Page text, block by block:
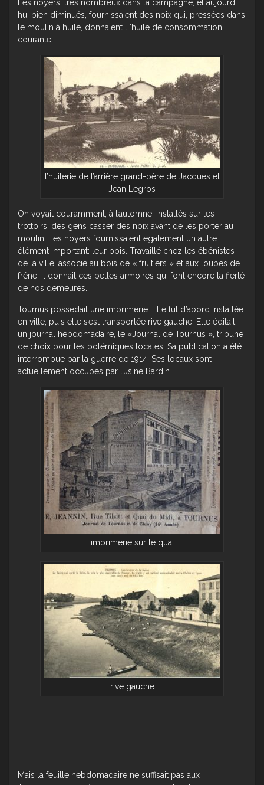
Les noyers, très nombreux dans la campagne, et aujourd’
hui bien diminués, fournissaient des noix qui, pressées dans
le moulin à huile, donnaient l ‘huile de consommation
courante.
l’huilerie de l’arrière grand-père de Jacques et
Jean Legros
On voyait couramment, à l’automne, installés sur les
trottoirs, des gens casser des noix avant de les porter au
moulin. Les noyers fournissaient également un autre
élément important: leur bois. Travaillé chez les ébénistes
de la ville, associé au bois de « fruitiers » et aux loupes de
frêne, il donnait ces belles armoires qui font encore la fierté
de nos demeures.
Tournus possédait une imprimerie. Elle fut d’abord installée
en ville, puis elle s’est transportée rive gauche. Elle éditait
un journal hebdomadaire, le «Journal de Tournus », tribune
de choix pour les polémiques locales. Sa publication a été
interrompue par la guerre de 1914. Ses locaux sont
actuellement occupés par l’usine Bardin.
imprimerie sur le quai
rive gauche
Mais la feuille hebdomadaire ne suffisait pas aux